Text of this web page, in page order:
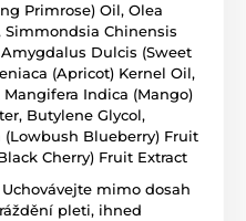
Primrose) Oil, Olea
Simmondsia Chinensis
Dulcis (Sweet
(Apricot) Kernel Oil,
Mangifera Indica (Mango)
Butylene Glycol,
Blueberry) Fruit
Cherry) Fruit Extract
mimo dosah
pleti, ihned